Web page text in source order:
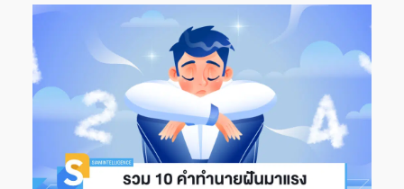
สูง การฝันว่าตกจากที่สูง เช่น ตกเหว ตกตึก ตามตำราทำนายฝันแล้ว
จะหมายถึงการมีเคราะห์หรือว่ามีความทุกข์ใจจากปัญหาต่าง ๆ ที่อาจ
เกิดขึ้น ซึ่งบางคนอาจจะเจอกับปัญหาหรืออุปสรรคเข้ามาในชีวิต ทำให้
เกิดความกังวล โดยเฉพาะการเปลี่ยนแปลงครั้งใหญ่ที่อาจเกิดขึ้น เลข
เด็ด ฝันว่าตกจากตึกสูง การฝันว่าตกตึกที่สูงมากๆ หมายถึงการ
เผชิญกับความกดดันในชีวิต ไม่ว่าจะเป็น การงาน การเงิน หรือว่า
ความรักความสัมพันธ์ ซึ่งอาจจะทำให้หลายๆ คน รู้สึกว่าต้องตัดสินใจ
บางสิ่งบางอย่าง จนทำให้มีความกังวลในการตัดสินใจ ฝันว่าตกจาก
เครื่องบิน นอกจากนี้ การฝันว่าตกจากที่สูงยังรวมไปถึงการฝันว่าตก
จากเครื่องบินได้ด้วย ซึ่งความหมายจะเกี่ยวข้องกับความความหวัง